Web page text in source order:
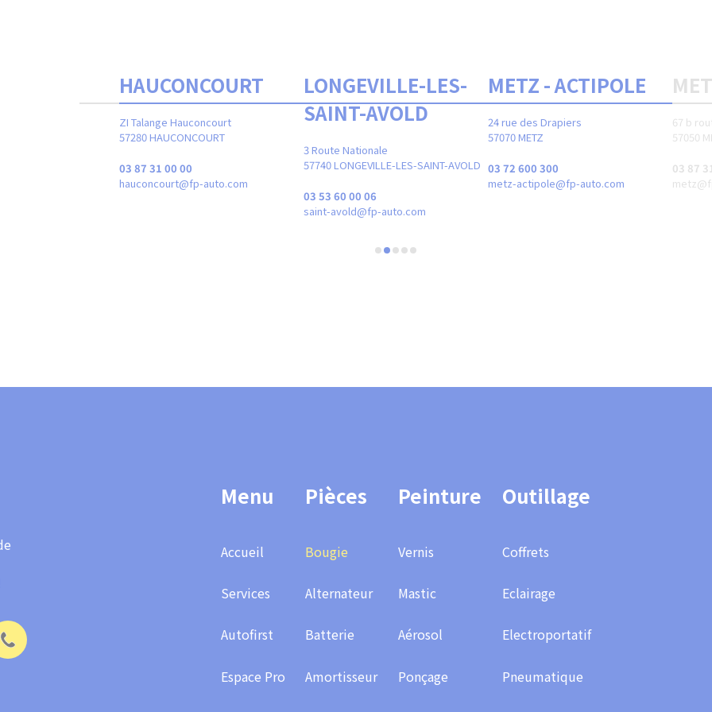
HAUCONCOURT
ZI Talange Hauconcourt
57280 HAUCONCOURT
03 87 31 00 00
hauconcourt@fp-auto.com
LONGEVILLE-LES-
SAINT-AVOLD
3 Route Nationale
57740 LONGEVILLE-LES-SAINT-AVOLD
03 53 60 00 06
saint-avold@fp-auto.com
METZ - ACTIPOLE
24 rue des Drapiers
57070 METZ
03 72 600 300
metz-actipole@fp-auto.com
67 b
57050
03 87
Footer
Menu
Accueil
Services
Autofirst
Espace Pro
Pièces
Bougie
Alternateur
Batterie
Amortisseur
Peinture
Vernis
Mastic
Aérosol
Ponçage
Outillage
Coffrets
Eclairage
Electroportatif
Pneumatique